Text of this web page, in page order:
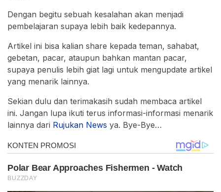
Dengan begitu sebuah kesalahan akan menjadi
pembelajaran supaya lebih baik kedepannya.
Artikel ini bisa kalian share kepada teman, sahabat,
gebetan, pacar, ataupun bahkan mantan pacar,
supaya penulis lebih giat lagi untuk mengupdate artikel
yang menarik lainnya.
Sekian dulu dan terimakasih sudah membaca artikel
ini. Jangan lupa ikuti terus informasi-informasi menarik
lainnya dari Rujukan News ya. Bye-Bye…